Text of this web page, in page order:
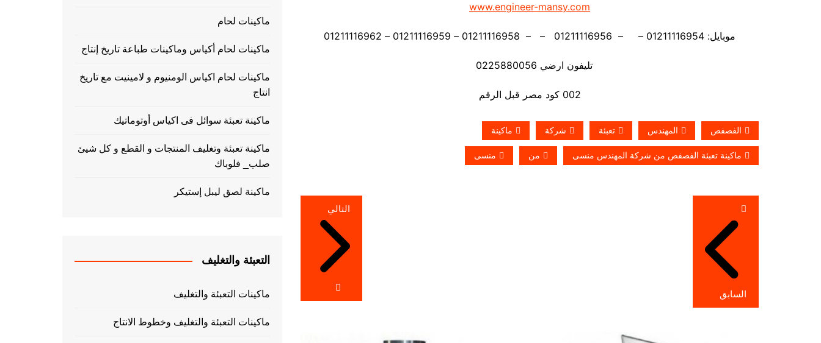
www.engineer-mansy.com
موبايل: 01211116954 – – 01211116956 – – 01211116958 – 01211116959 – 01211116962
تليفون ارضي 0225880056
002 كود مصر قبل الرقم
الفصفص المهندس تعبئة شركة ماكينة
ماكينة تعبئة الفصفص من شركة المهندس منسى من منسى
تصفّح
المقالات
السابق
التالي
ماكينات لحام
ماكينات لحام أكياس وماكينات طباعة تاريخ إنتاج
ماكينات لحام اكياس الومنيوم و لامينيت مع تاريخ
انتاج
ماكينة تعبئة سوائل فى اكياس أوتوماتيك
ماكينة تعبئة وتغليف المنتجات و القطع و كل شيئ
صلب_ فلوباك
ماكينة لصق ليبل إستيكر
التعبئة والتغليف
ماكينات التعبئة والتغليف
ماكينات التعبئة والتغليف وخطوط الانتاج